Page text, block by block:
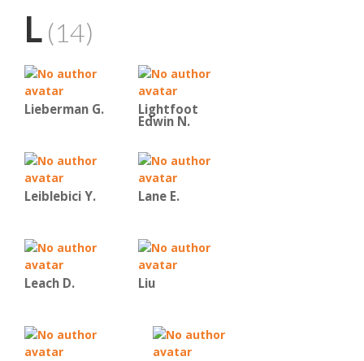
L (14)
Lieberman G. Lightfoot
Edwin N.
Leiblebici Y. Lane E.
Leach D. Liu